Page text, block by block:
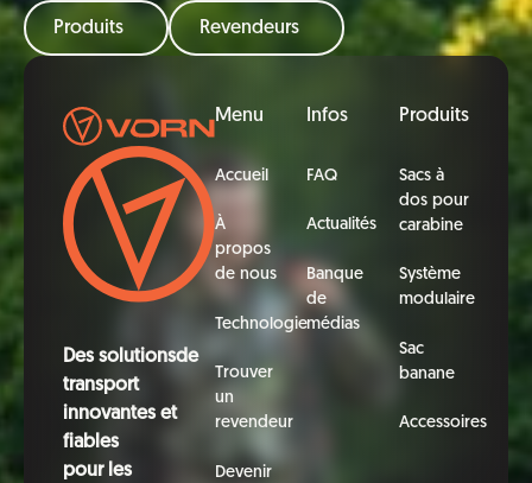
Produits Revendeurs
Pied de page
Des solutionsde
transport
innovantes et
fiables
pour les
Menu
Accueil
À
propos
de nous
Technologie
Trouver
un
revendeur
Devenir
Infos
FAQ
Actualités
Banque
de
médias
Produits
Sacs à
dos pour
carabine
Système
modulaire
Sac
banane
Accessoires